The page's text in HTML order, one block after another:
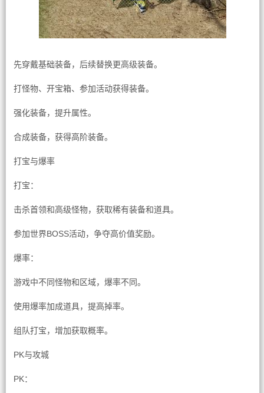
先穿戴基础装备，后续替换更高级装备。
打怪物、开宝箱、参加活动获得装备。
强化装备，提升属性。
合成装备，获得高阶装备。
打宝与爆率
打宝：
击杀首领和高级怪物，获取稀有装备和道具。
参加世界BOSS活动，争夺高价值奖励。
爆率：
游戏中不同怪物和区域，爆率不同。
使用爆率加成道具，提高掉率。
组队打宝，增加获取概率。
PK与攻城
PK：